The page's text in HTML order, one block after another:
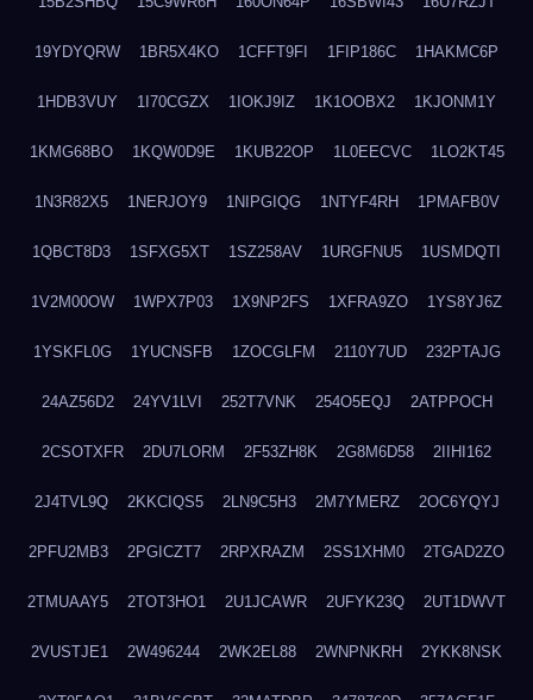
19YDYQRW 1BR5X4KO 1CFFT9FI 1FIP186C 1HAKMC6P
1HDB3VUY 1I70CGZX 1IOKJ9IZ 1K1OOBX2 1KJONM1Y
1KMG68BO 1KQW0D9E 1KUB22OP 1L0EECVC 1LO2KT45
1N3R82X5 1NERJOY9 1NIPGIQG 1NTYF4RH 1PMAFB0V
1QBCT8D3 1SFXG5XT 1SZ258AV 1URGFNU5 1USMDQTI
1V2M00OW 1WPX7P03 1X9NP2FS 1XFRA9ZO 1YS8YJ6Z
1YSKFL0G 1YUCNSFB 1ZOCGLFM 2110Y7UD 232PTAJG
24AZ56D2 24YV1LVI 252T7VNK 254O5EQJ 2ATPPOCH
2CSOTXFR 2DU7LORM 2F53ZH8K 2G8M6D58 2IIHI162
2J4TVL9Q 2KKCIQS5 2LN9C5H3 2M7YMERZ 2OC6YQYJ
2PFU2MB3 2PGICZT7 2RPXRAZM 2SS1XHM0 2TGAD2ZO
2TMUAAY5 2TOT3HO1 2U1JCAWR 2UFYK23Q 2UT1DWVT
2VUSTJE1 2W496244 2WK2EL88 2WNPNKRH 2YKK8NSK